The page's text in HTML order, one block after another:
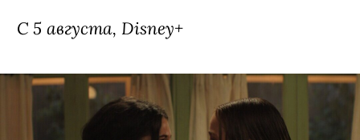
С 5 августа, Disney+